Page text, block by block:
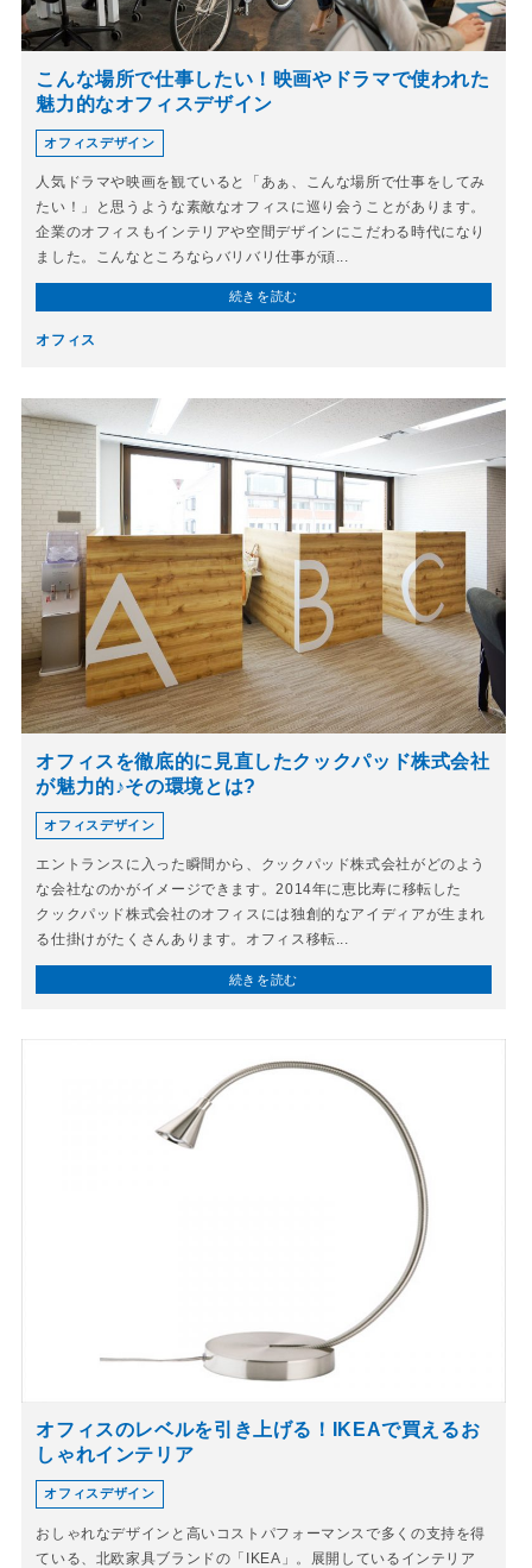
こんな場所で仕事したい！映画やドラマで使われた
魅力的なオフィスデザイン
オフィスデザイン
人気ドラマや映画を観ていると「あぁ、こんな場所で仕事をしてみ
たい！」と思うような素敵なオフィスに巡り会うことがあります。
企業のオフィスもインテリアや空間デザインにこだわる時代になり
ました。こんなところならバリバリ仕事が頑...
続きを読む
オフィス
オフィスを徹底的に見直したクックパッド株式会社
が魅力的♪その環境とは?
オフィスデザイン
エントランスに入った瞬間から、クックパッド株式会社がどのよう
な会社なのかがイメージできます。2014年に恵比寿に移転した
クックパッド株式会社のオフィスには独創的なアイディアが生まれ
る仕掛けがたくさんあります。オフィス移転...
続きを読む
オフィスのレベルを引き上げる！IKEAで買えるお
しゃれインテリア
オフィスデザイン
おしゃれなデザインと高いコストパフォーマンスで多くの支持を得
ている、北欧家具ブランドの「IKEA」。展開しているインテリア